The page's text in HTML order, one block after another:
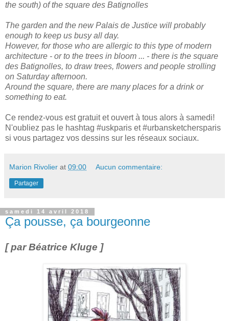
the south) of the square des Batignolles
The garden and the new Palais de Justice will probably
enough to keep us busy all day.
However, for those who are allergic to this type of modern
architecture - or to the trees in bloom ... - there is the square
des Batignolles, to draw trees, flowers and people strolling
on Saturday afternoon.
Around the square, there are many places for a drink or
something to eat.
Ce rendez-vous est gratuit et ouvert à tous alors à samedi!
N'oubliez pas le hashtag #uskparis et #urbansketchersparis
si vous partagez vos dessins sur les réseaux sociaux.
Marion Rivolier at 09:00 Aucun commentaire:
Partager
samedi 14 avril 2018
Ça pousse, ça bourgeonne
[ par Béatrice Kluge ]